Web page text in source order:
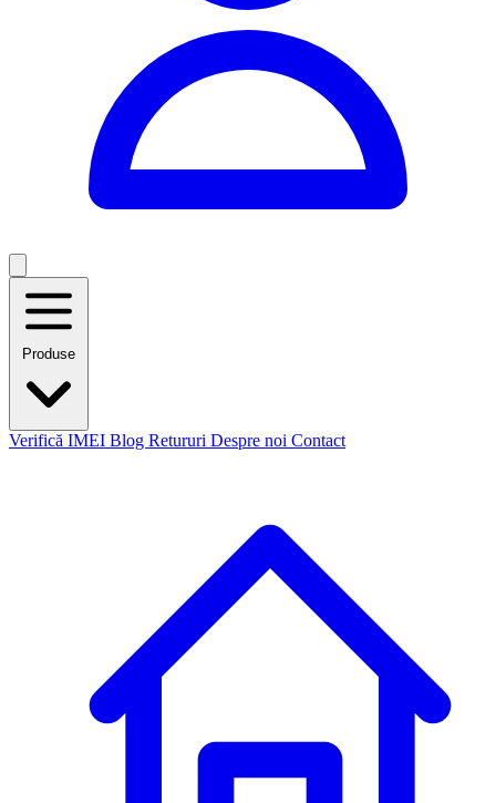
Produse
Verifică IMEI Blog Retururi Despre noi Contact